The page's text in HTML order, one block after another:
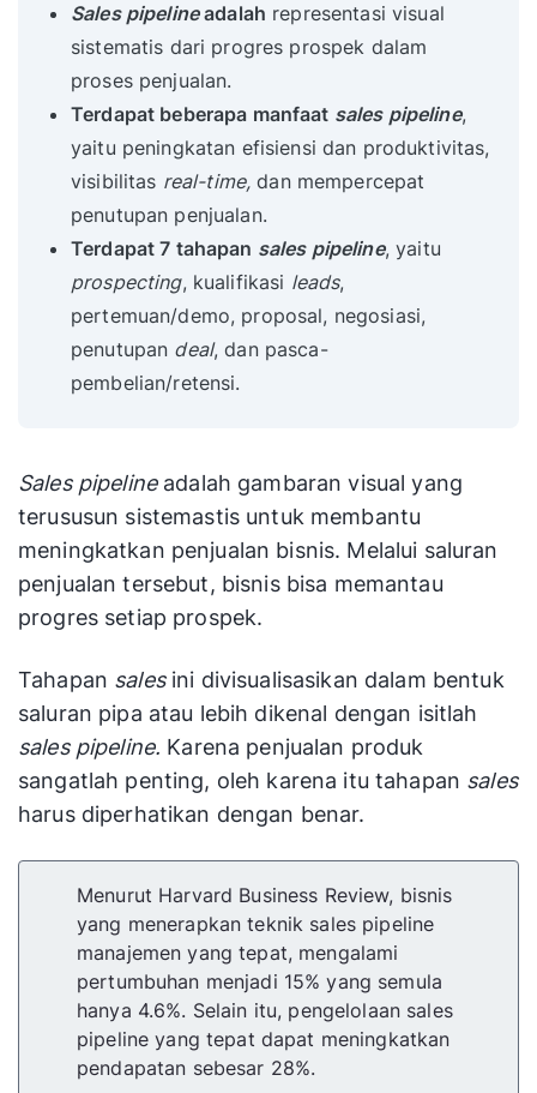
Sales pipelineadalah representasi visual
sistematis dari progres prospek dalam
proses penjualan.
Terdapat beberapa manfaat sales pipeline,
yaitu peningkatan efisiensi dan produktivitas,
visibilitas real-time, dan mempercepat
penutupan penjualan.
Terdapat 7 tahapan sales pipeline, yaitu
prospecting, kualifikasi leads,
pertemuan/demo, proposal, negosiasi,
penutupan deal, dan pasca-
pembelian/retensi.
Sales pipelineadalah gambaran visual yang
terususun sistemastis untuk membantu
meningkatkan penjualan bisnis. Melalui saluran
penjualan tersebut, bisnis bisa memantau
progres setiap prospek.
Tahapan salesini divisualisasikan dalam bentuk
saluran pipa atau lebih dikenal dengan isitlah
sales pipeline. Karena penjualan produk
sangatlah penting, oleh karena itu tahapan sales
harus diperhatikan dengan benar.
Menurut Harvard Business Review, bisnis
yang menerapkan teknik sales pipeline
manajemen yang tepat, mengalami
pertumbuhan menjadi 15% yang semula
hanya 4.6%. Selain itu, pengelolaan sales
pipeline yang tepat dapat meningkatkan
pendapatan sebesar 28%.